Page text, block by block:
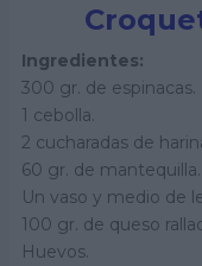
Ingredientes:
300 gr. de espinacas.
1 cebolla.
2 cucharadas de
60 gr. de mantequilla.
Un vaso y medio de
100 gr. de queso
Huevos.